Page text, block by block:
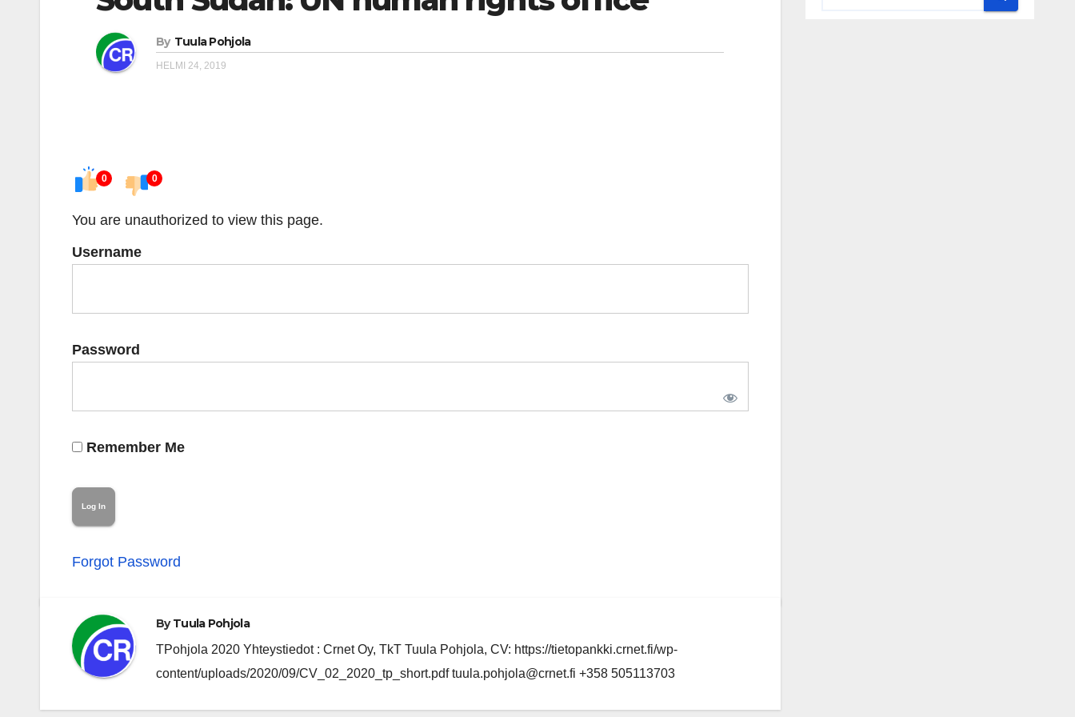
By Tuula Pohjola
HELMI 24, 2019
0 0
You are unauthorized to view this page.
Username
Password
Remember Me
Forgot Password
ByTuula Pohjola
TPohjola 2020 Yhteystiedot : Crnet Oy, TkT Tuula Pohjola, CV: https://tietopankki.crnet.fi/wp-
content/uploads/2020/09/CV_02_2020_tp_short.pdf tuula.pohjola@crnet.fi +358 505113703